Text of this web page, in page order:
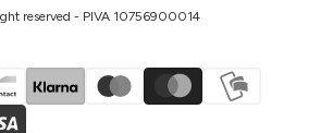
reserved - PIVA 10756900014